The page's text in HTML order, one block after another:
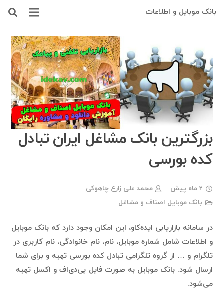
بانک موبایل و اطلاعات
بزرگترین بانک مشاغل ایران تبادل
کده بورسی
2 ماه پیش
محمد علی زارع چاهوکی
بانک موبایل اصناف و مشاغل
در سامانه بازاریابی ایده‌کاو، این امکان وجود دارد که بانک موبایل
و اطلاعات شامل شماره موبایل، نام، نام خانوادگی، نام کاربری در
تلگرام و … از گروه تلگرامی تبادل کده بورسی تهیه و برای شما
ارسال شود. بانک موبایل به صورت فایل پی‌دی‌اف و اکسل تهیه
می‌شود.